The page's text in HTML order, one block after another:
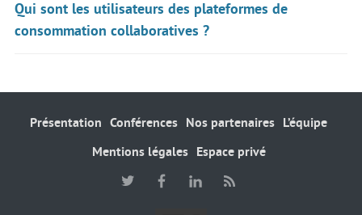
Qui sont les utilisateurs des plateformes de
consommation collaboratives ?
Présentation Conférences Nos partenaires
L’équipe
Mentions légales
Espace privé